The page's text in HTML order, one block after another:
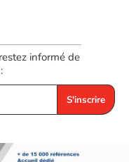
PRIME GeForce
informé de
S'inscrire